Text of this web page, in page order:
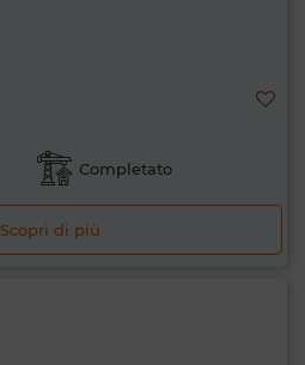
Completato
Scopri di più